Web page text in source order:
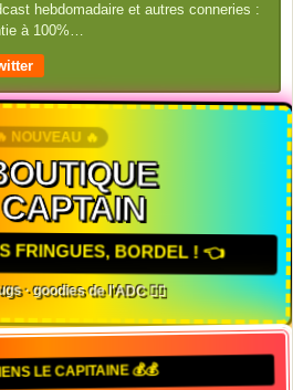
hebdomadaire et autres conneries :
à 100%…
NOUVEAU 🔥
FRINGUES, BORDEL ! 👈
· goodies de l'ADC 🏴‍☠️
LE CAPITAINE 💰💰